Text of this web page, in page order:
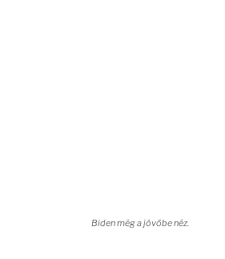
Biden még a jövőbe néz.